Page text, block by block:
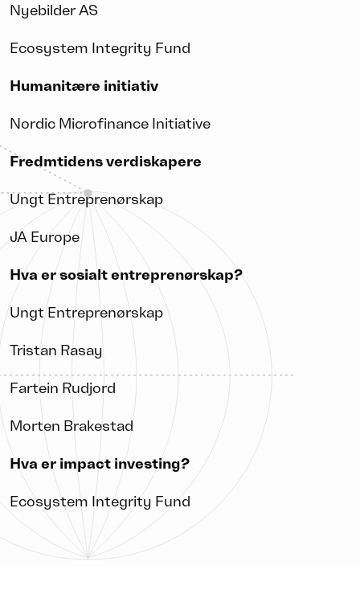
Nyebilder AS
Ecosystem Integrity Fund
Humanitære initiativ
Nordic Microfinance Initiative
Fredmtidens verdiskapere
Ungt Entreprenørskap
JA Europe
Hva er sosialt entreprenørskap?
Ungt Entreprenørskap
Tristan Rasay
Fartein Rudjord
Morten Brakestad
Hva er impact investing?
Ecosystem Integrity Fund